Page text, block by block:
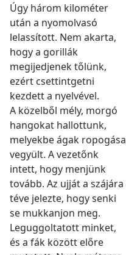
Úgy három kilométer
után a nyomolvasó
lelassított. Nem akarta,
hogy a gorillák
megijedjenek tőlünk,
ezért csettintgetni
kezdett a nyelvével.
A közelből mély, morgó
hangokat hallottunk,
melyekbe ágak ropogása
vegyült. A vezetőnk
intett, hogy menjünk
tovább. Az ujját a szájára
téve jelezte, hogy senki
se mukkanjon meg.
Leguggoltatott minket,
és a fák között előre